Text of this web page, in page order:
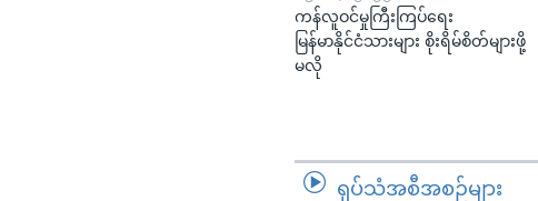
ကန်လူဝင်မှုကြီးကြပ်ရေး
မြန်မာနိုင်ငံသားများ စိုးရိမ်စိတ်များဖို့
မလို
ရုပ်သံအစီအစဉ်များ